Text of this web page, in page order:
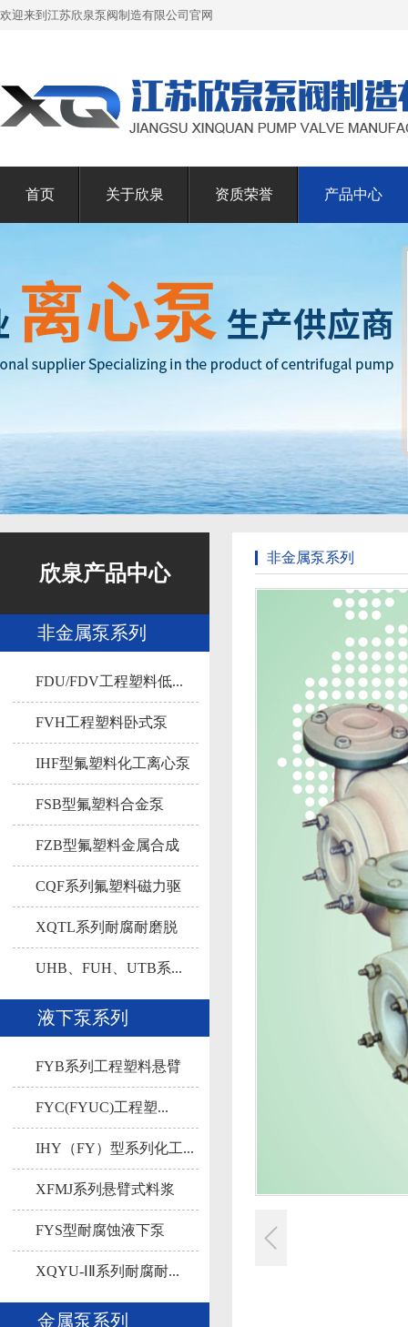
欢迎来到江苏欣泉泵阀制造有限公司官网
首页 关于欣泉 资质荣誉 产品中心
欣泉产品中心
非金属泵系列
FDU/FDV工程塑料低...
FVH工程塑料卧式泵
IHF型氟塑料化工离心泵
FSB型氟塑料合金泵
FZB型氟塑料金属合成
自...
CQF系列氟塑料磁力驱
动...
XQTL系列耐腐耐磨脱
硫...
UHB、FUH、UTB系...
液下泵系列
FYB系列工程塑料悬臂
液...
FYC(FYUC)工程塑...
IHY（FY）型系列化工...
XFMJ系列悬臂式料浆
液...
FYS型耐腐蚀液下泵
XQYU-ⅠⅡ系列耐腐耐...
金属泵系列
非金属泵系列